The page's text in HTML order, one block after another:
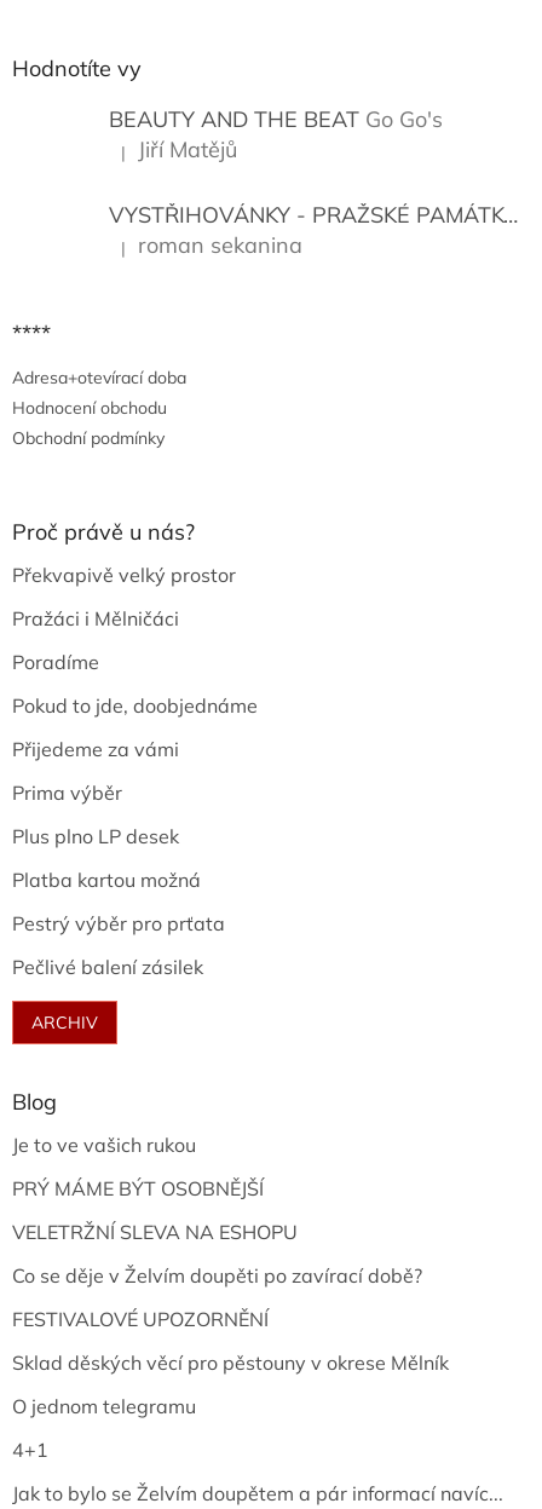
Hodnotíte vy
BEAUTY AND THE BEAT Go Go's
Hodnocení produktu je 5 z 5 hvězdiček.
| Jiří Matějů
VYSTŘIHOVÁNKY - PRAŽSKÉ PAMÁTKY
Hodnocení produktu je 5 z 5 hvězdiček.
| roman sekanina
****
Adresa+otevírací doba
Hodnocení obchodu
Obchodní podmínky
Proč právě u nás?
Překvapivě velký prostor
Pražáci i Mělničáci
Poradíme
Pokud to jde, doobjednáme
Přijedeme za vámi
Prima výběr
Plus plno LP desek
Platba kartou možná
Pestrý výběr pro prťata
Pečlivé balení zásilek
ARCHIV
Blog
Je to ve vašich rukou
PRÝ MÁME BÝT OSOBNĚJŠÍ
VELETRŽNÍ SLEVA NA ESHOPU
Co se děje v Želvím doupěti po zavírací době?
FESTIVALOVÉ UPOZORNĚNÍ
Sklad děských věcí pro pěstouny v okrese Mělník
O jednom telegramu
4+1
Jak to bylo se Želvím doupětem a pár informací navíc...